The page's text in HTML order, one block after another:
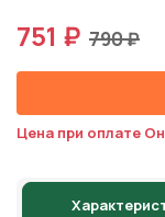
751 ₽ 790 ₽
Цена при оплате